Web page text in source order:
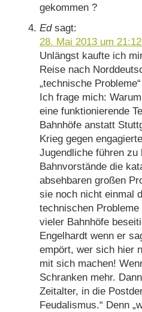
gekommen ?
Ed sagt:
28. Mai 2013 um
Unlängst kaufte ich
Reise nach
„technische
Ich frage mich:
eine funktionierende
Bahnhöfe anstatt
Krieg gegen
Jugendliche führen
Bahnvorstände die
absehbaren großen
sie noch nicht einmal
technischen
vieler Bahnhöfe
Engelhardt wenn er
empört, wer sich hier
mit sich machen!
Schranken mehr.
Zeitalter, in die
Feudalismus.“ Denn